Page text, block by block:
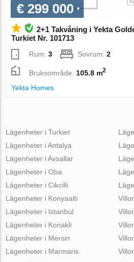
€ 299 000
2+1 Takvåning i Yekta
Turkiet Nr. 101713
Rum:3 Sovrum:2
Bruksområde: 105.8 m2
Yekta Homes
Lägenheter i Turkiet
Lägenheter i Antalya
Lägenheter i Avsallar
Lägenheter i Oba
Lägenheter i Cikcilli
Lägenheter i Konyaalti
Lägenheter i Istanbul
Lägenheter i Konakli
Lägenheter i Mersin
Lägenheter i Marmaris